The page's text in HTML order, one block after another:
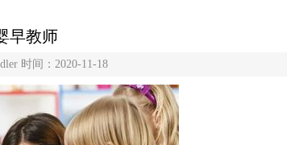
早教师
时间：2020-11-18